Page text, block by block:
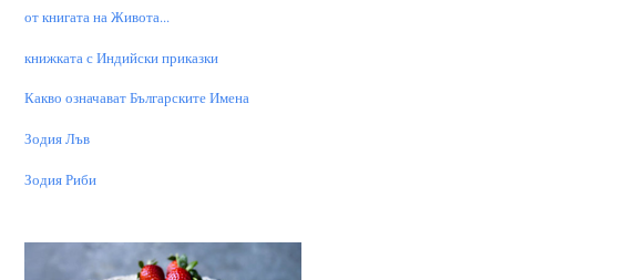
от книгата на Живота...
книжката с Индийски приказки
Какво означават Българските Имена
Зодия Лъв
Зодия Риби